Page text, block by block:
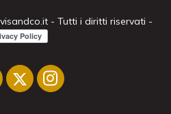
- Tutti i diritti riservati -